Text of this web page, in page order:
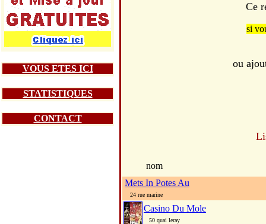
VOUS ETES ICI
STATISTIQUES
CONTACT
Ce
si
ou
nom
Mets In Potes Au
24 rue marine
Casino Du Mole
50 quai leray